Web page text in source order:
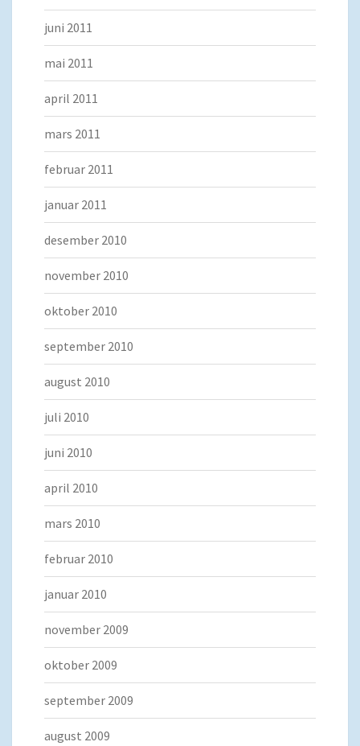
juni 2011
mai 2011
april 2011
mars 2011
februar 2011
januar 2011
desember 2010
november 2010
oktober 2010
september 2010
august 2010
juli 2010
juni 2010
april 2010
mars 2010
februar 2010
januar 2010
november 2009
oktober 2009
september 2009
august 2009